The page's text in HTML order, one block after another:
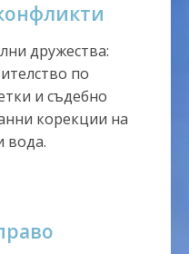
дружества:
по
и съдебно
корекции на
вода.